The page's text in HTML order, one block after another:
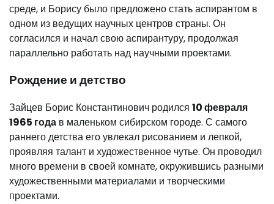
среде, и Борису было предложено стать аспирантом в
одном из ведущих научных центров страны. Он
согласился и начал свою аспирантуру, продолжая
параллельно работать над научными проектами.
Рождение и детство
Зайцев Борис Константинович родился 10 февраля
1965 года в маленьком сибирском городе. С самого
раннего детства его увлекал рисованием и лепкой,
проявляя талант и художественное чутье. Он проводил
много времени в своей комнате, окружившись разными
художественными материалами и творческими
проектами.